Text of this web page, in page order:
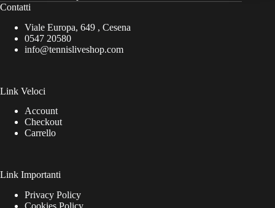
Contatti
Viale Europa, 649 , Cesena
0547 20580
info@tennisliveshop.com
Link Veloci
Account
Checkout
Carrello
Link Importanti
Privacy Policy